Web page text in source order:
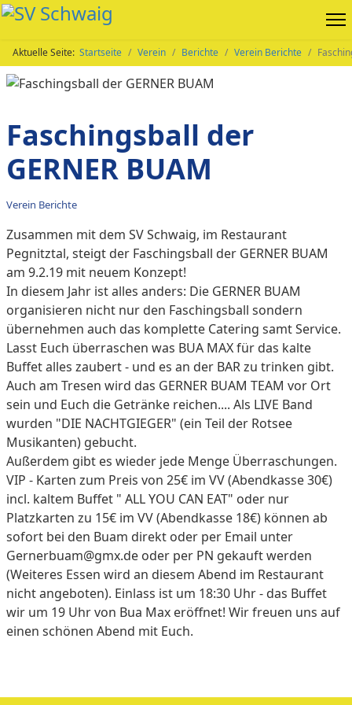
Aktuelle Seite: Startseite Verein Berichte Verein Berichte
Faschingsball der
GERNER BUAM
Verein Berichte
Zusammen mit dem SV Schwaig, im Restaurant
Pegnitztal, steigt der Faschingsball der GERNER BUAM
am 9.2.19 mit neuem Konzept!
In diesem Jahr ist alles anders: Die GERNER BUAM
organisieren nicht nur den Faschingsball sondern
übernehmen auch das komplette Catering samt Service.
Lasst Euch überraschen was BUA MAX für das kalte
Buffet alles zaubert - und es an der BAR zu trinken gibt.
Auch am Tresen wird das GERNER BUAM TEAM vor Ort
sein und Euch die Getränke reichen.... Als LIVE Band
wurden "DIE NACHTGIEGER" (ein Teil der Rotsee
Musikanten) gebucht.
Außerdem gibt es wieder jede Menge Überraschungen.
VIP - Karten zum Preis von 25€ im VV (Abendkasse 30€)
incl. kaltem Buffet " ALL YOU CAN EAT" oder nur
Platzkarten zu 15€ im VV (Abendkasse 18€) können ab
sofort bei den Buam direkt oder per Email unter
Gernerbuam@gmx.de oder per PN gekauft werden
(Weiteres Essen wird an diesem Abend im Restaurant
nicht angeboten). Einlass ist um 18:30 Uhr - das Buffet
wir um 19 Uhr von Bua Max eröffnet! Wir freuen uns auf
einen schönen Abend mit Euch.